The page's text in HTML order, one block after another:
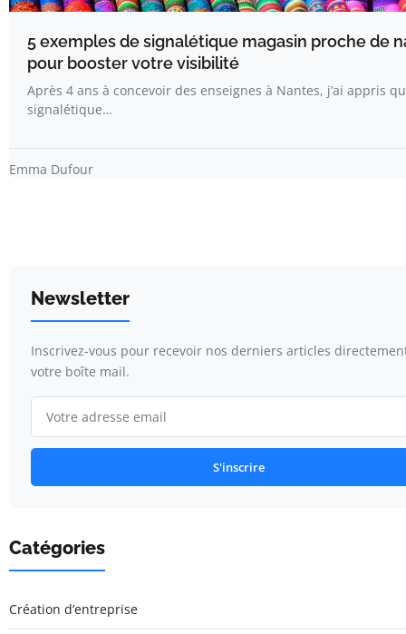
5 exemples de signalétique magasin proche de
pour booster votre visibilité
Après 4 ans à concevoir des enseignes à Nantes, j’ai appris
signalétique…
Emma Dufour
Newsletter
Inscrivez-vous pour recevoir nos derniers articles
votre boîte mail.
S'inscrire
Catégories
Création d’entreprise